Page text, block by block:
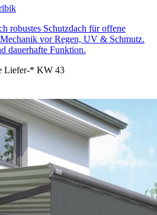
robustes Schutzdach für offene
vor Regen, UV & Schmutz.
dauerhafte Funktion.
Liefer-* KW 43